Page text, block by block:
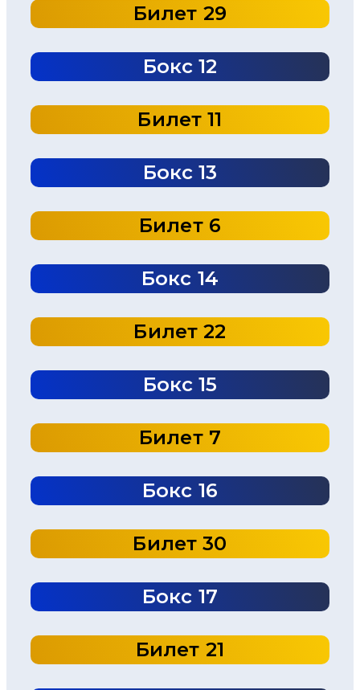
Билет 29
Бокс 12
Билет 11
Бокс 13
Билет 6
Бокс 14
Билет 22
Бокс 15
Билет 7
Бокс 16
Билет 30
Бокс 17
Билет 21